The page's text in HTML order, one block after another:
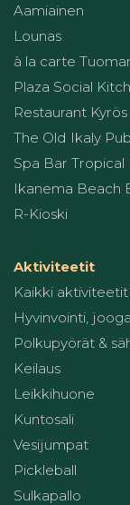
Aamiainen
Lounas
à la carte
Plaza Social
Restaurant Kyrös
The Old Ikaly Pub
Spa Bar Tropical
Ikanema Beach
R-Kioski
Aktiviteetit
Kaikki aktiviteetit
Hyvinvointi,
Polkupyörät &
Keilaus
Leikkihuone
Kuntosali
Vesijumpat
Pickleball
Sulkapallo